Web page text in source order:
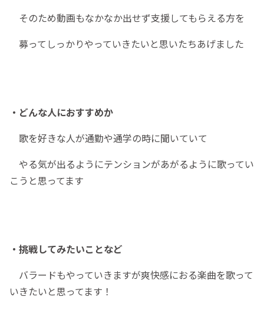
そのため動画もなかなか出せず支援してもらえる方を
募ってしっかりやっていきたいと思いたちあげました
・どんな人におすすめか
歌を好きな人が通勤や通学の時に聞いていて
やる気が出るようにテンションがあがるように歌ってい
こうと思ってます
・挑戦してみたいことなど
バラードもやっていきますが爽快感におる楽曲を歌って
いきたいと思ってます！